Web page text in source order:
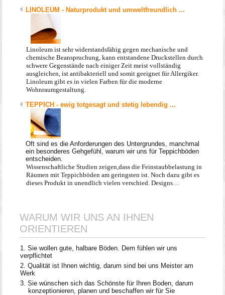
LINOLEUM - Naturprodukt und umweltfreundlich ...
Linoleum ist sehr widerstandsfähig gegen mechanische und
chemische Beanspruchung, kann entstandene Druckstellen durch
schwere Gegenstände nacheiniger Zeit meist vollständig
ausgleichen, ist antibakteriell und somit geeignetfür Allergiker.
Linoleum gibt es in vielen Farben für die moderne
Wohnraumgestaltung.
TEPPICH - ewig totgesagt und stetig lebendig ...
Oft sind es die Anforderungen des Untergrundes, manchmal
ein besonderes Gehgefühl, warum wir uns für Teppichböden
entscheiden.
Wissenschaftliche Studien zeigen,dass die Feinstaubbelastung in
Räumen mit Teppichböden amgeringsten ist. Noch dazu gibt es
dieses Produkt in unendlich vielen verschied. Designs…
WARUM WIR UNS AN IHNEN
ORIENTIEREN
Sie wollen gute, halbare Böden. Dem fühlen wir uns
verpflichtet
Qualität ist Ihnen wichtig, darum sind bei uns Meister am
Werk
Sie wünschen sich das Schönste für Ihren Boden, darum
konzeptionieren, planen und beschaffen wir für Sie